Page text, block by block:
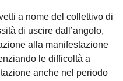
a nome del collettivo di
di uscire dall’angolo,
alla manifestazione
le difficoltà a
anche nel periodo